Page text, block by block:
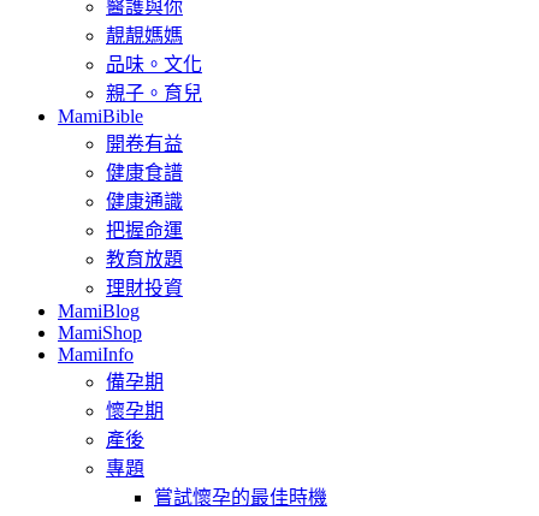
醫護與你
靚靚媽媽
品味。文化
親子。育兒
MamiBible
開卷有益
健康食譜
健康通識
把握命運
教育放題
理財投資
MamiBlog
MamiShop
MamiInfo
備孕期
懷孕期
產後
專題
嘗試懷孕的最佳時機